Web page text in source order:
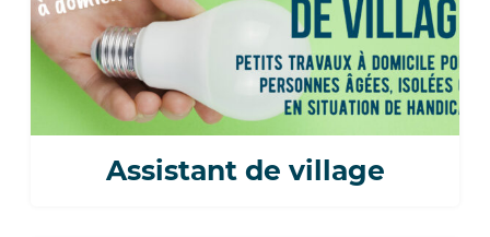
Assistant de village